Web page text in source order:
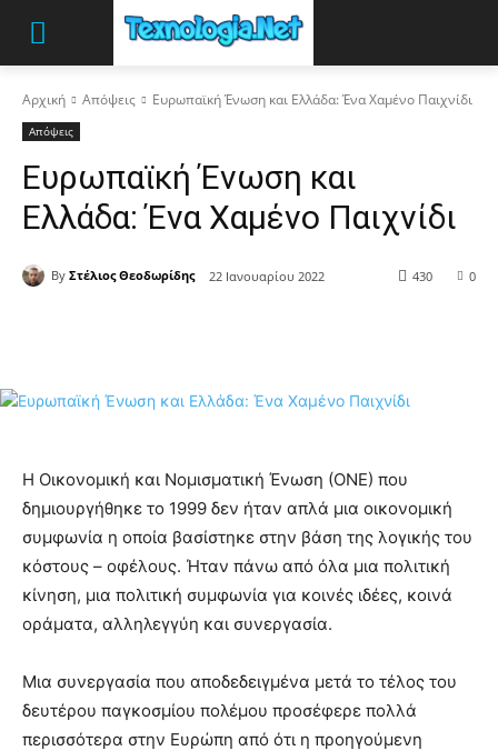
Αρχική Απόψεις Ευρωπαϊκή Ένωση και Ελλάδα: Ένα Χαμένο Παιχνίδι
Απόψεις
Ευρωπαϊκή Ένωση και
Ελλάδα: Ένα Χαμένο Παιχνίδι
By Στέλιος Θεοδωρίδης 22 Ιανουαρίου 2022 0
430
Η Οικονομική και Νομισματική Ένωση (ΟΝΕ) που
δημιουργήθηκε το 1999 δεν ήταν απλά μια οικονομική
συμφωνία η οποία βασίστηκε στην βάση της λογικής του
κόστους – οφέλους. Ήταν πάνω από όλα μια πολιτική
κίνηση, μια πολιτική συμφωνία για κοινές ιδέες, κοινά
οράματα, αλληλεγγύη και συνεργασία.
Μια συνεργασία που αποδεδειγμένα μετά το τέλος του
δευτέρου παγκοσμίου πολέμου προσέφερε πολλά
περισσότερα στην Ευρώπη από ότι η προηγούμενη